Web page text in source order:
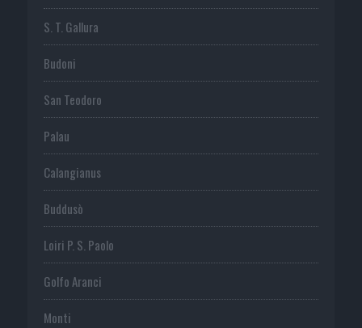
S. T. Gallura
Budoni
San Teodoro
Palau
Calangianus
Buddusò
Loiri P. S. Paolo
Golfo Aranci
Monti